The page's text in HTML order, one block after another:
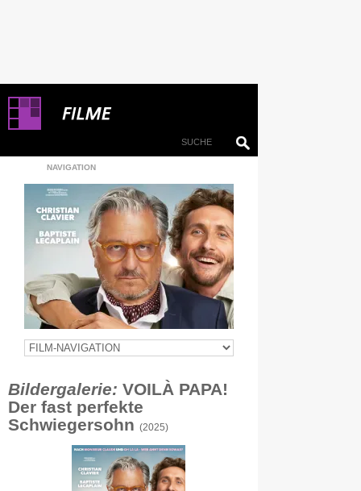
NAVIGATION
Bildergalerie: VOILÀ PAPA!
Der fast perfekte
Schwiegersohn (2025)